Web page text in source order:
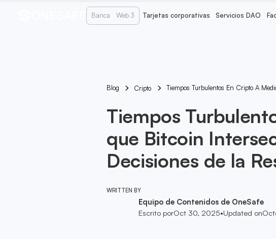
Banca Web 3 Tarjetas corporativas Servicios DAO
Blog Cripto Tiempos Turbulentos En Cripto A
Tiempos
que Bitcoin
Decisiones de la
WRITTEN BY
Equipo de Contenidos de OneSafe
Escrito porOct 30, 2025•Updated on